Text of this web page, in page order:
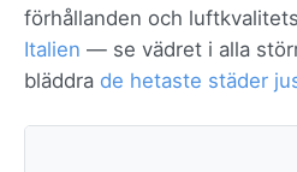
förhållanden och
Italien — se vädret i alla
bläddra de hetaste städer